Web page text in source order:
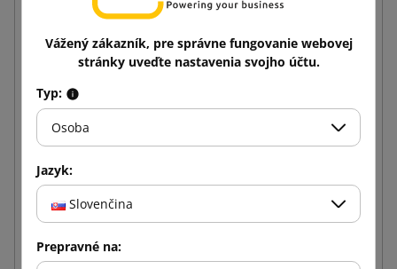
Papierová páska s potlačou 3 farby Solvent 50/54
Vážený zákazník, pre správne fungovanie webovej
stránky uveďte nastavenia svojho účtu.
Typ:
Osoba
Jazyk:
Slovenčina
Prepravné na: